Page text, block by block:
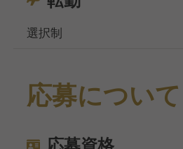
選択制
応募について